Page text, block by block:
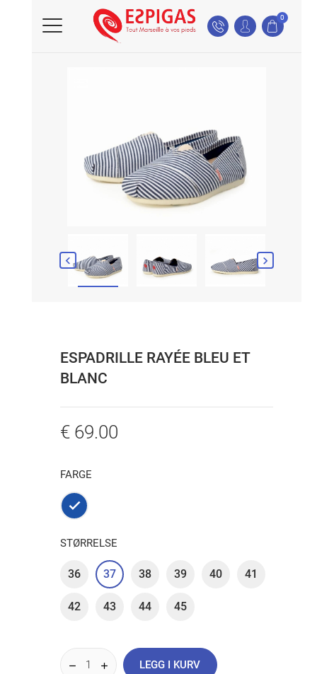
0
 
ESPADRILLE RAYÉE BLEU ET
BLANC
€ 69.00
FARGE
Marine
STØRRELSE
36 37 38 39 40 41
42 43 44 45
LEGG I KURV